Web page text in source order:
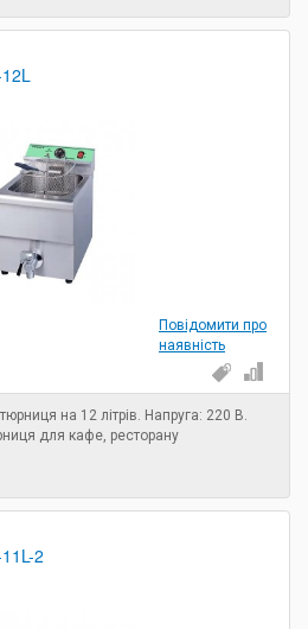
Повідомити про
наявність
на 12 літрів. Напруга: 220 В.
для кафе, ресторану
2